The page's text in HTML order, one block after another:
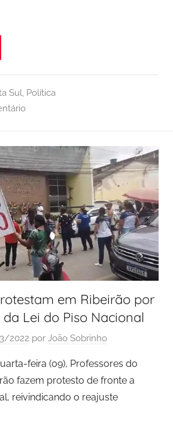
Sul, Política
em Ribeirão por
Lei do Piso Nacional
2022 por João Sobrinho
feira (09), Professores do
fazem protesto de fronte a
reivindicando o reajuste